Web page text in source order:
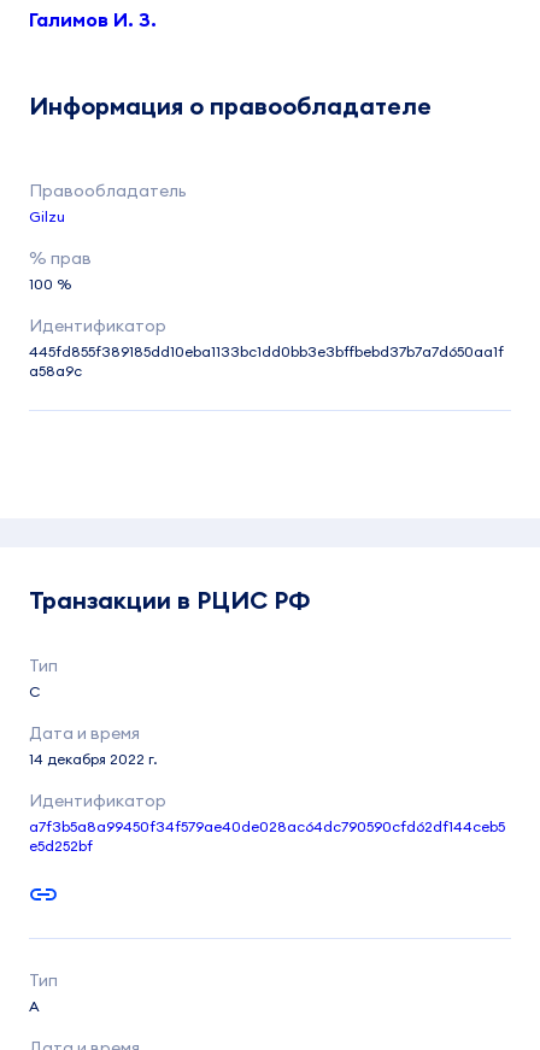
Галимов И. З.
Информация о правообладателе
Gilzu
100 %
445fd855f389185dd10eba1133bc1dd0bb3e3bffbebd37b7a7d650aa1f
a58a9c
Транзакции в РЦИС РФ
C
14 декабря 2022 г.
a7f3b5a8a99450f34f579ae40de028ac64dc790590cfd62df144ceb5
e5d252bf
A